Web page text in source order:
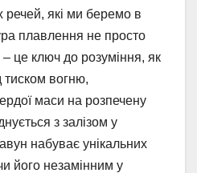
речей, які ми беремо в
плавлення не просто
це ключ до розуміння, як
тиском вогню,
маси на розпечену
з залізом у
набуває унікальних
його незамінним у